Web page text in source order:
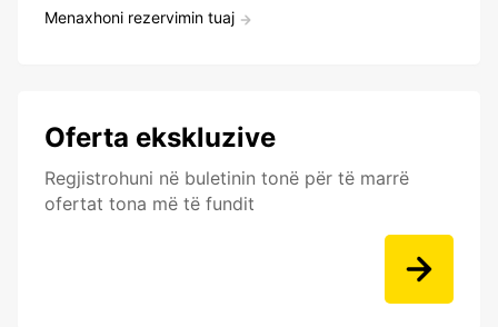
Menaxhoni rezervimin tuaj
Oferta ekskluzive
Regjistrohuni në buletinin tonë për të marrë
ofertat tona më të fundit